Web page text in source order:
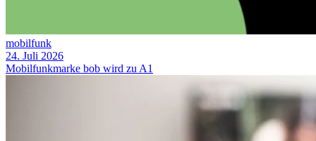
mobilfunk
24. Juli 2026
Mobilfunkmarke bob wird zu A1